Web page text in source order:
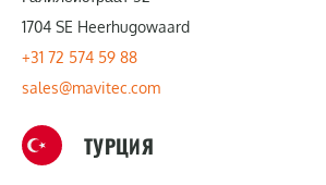
1704 SE Heerhugowaard
+31 72 574 59 88
sales@mavitec.com
ТУРЦИЯ